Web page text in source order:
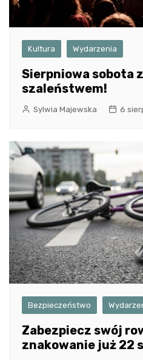
Kultura Wydarzenia
Sierpniowa sobota
szaleństwem!
Sylwia Majewska 6
Bezpieczeństwo
Zabezpiecz swój
znakowanie już 22